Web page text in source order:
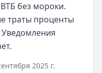
без мороки.
траты проценты
Уведомления
2025 г.